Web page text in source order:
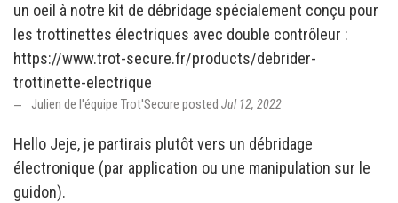
un oeil à notre kit de débridage spécialement conçu pour
les trottinettes électriques avec double contrôleur :
https://www.trot-secure.fr/products/debrider-
trottinette-electrique
Julien de l'équipe Trot'Secure posted Jul 12, 2022
Hello Jeje, je partirais plutôt vers un débridage
électronique (par application ou une manipulation sur le
guidon).